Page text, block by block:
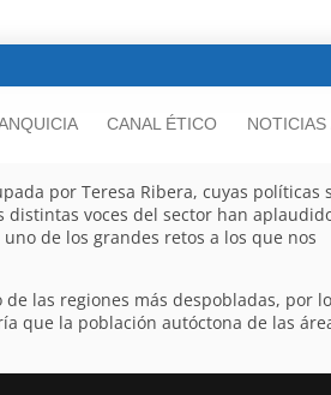
CANAL ÉTICO
por Teresa Ribera, cuyas políticas
voces del sector han
de los grandes retos a los que nos
las regiones más despobladas, por
que la población autóctona de las